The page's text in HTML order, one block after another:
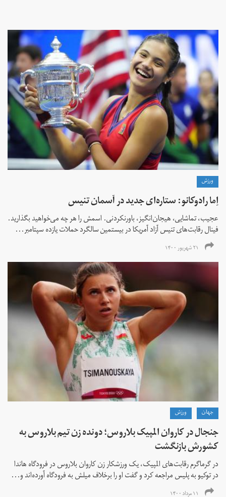
ورزش
اِما رادوکانو: ستاره‌ای جدید در آسمان تنیس
عجیب، تماشایی، هیجان‌انگیز، باورنکردنی. اسمش را هر چه می‌خواهید بگذارید.
فینال رقابت‌های تنیس آزاد آمریکا در بیستمین سالگرد حملات یازده سپتامبر...
۲۱ شهریور ۱۴۰۰
جهان ورزش
جنجال در کاروان المپیک بلاروس؛ دونده زن تیم بلاروس به
کشورش بازنگشت
در گرماگرم رقابت‌های المپیک، یک ورزشکار زن کاروان بلاروس در فرودگاه هاندا
در توکیو به پلیس مراجعه کرد و گفت او را برخلاف میلش به فرودگاه آورده‌اند و...